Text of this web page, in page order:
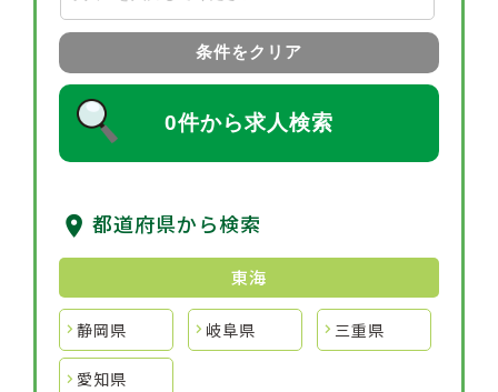
条件をクリア
0件から求人検索
都道府県から検索
東海
静岡県 岐阜県 三重県
愛知県